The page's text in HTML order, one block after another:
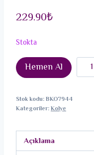
229.90₺
Stokta
Hemen Al
316L
Çelik
"M"
Stok kodu:BKO7944
Kategoriler:Kolye
Açıklama